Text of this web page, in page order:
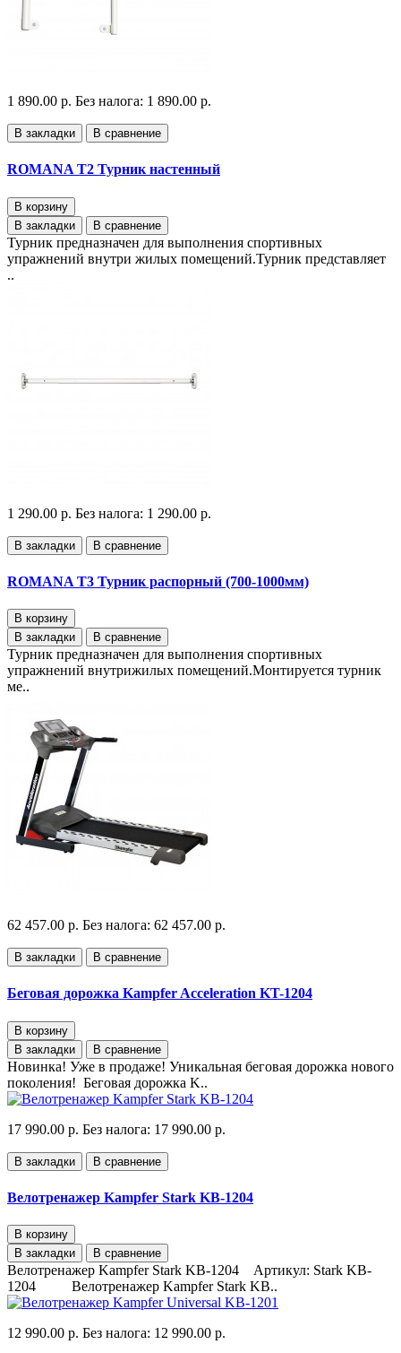
1 890.00 р. Без налога: 1 890.00 р.
В закладки В сравнение
ROMANA T2 Турник настенный
В корзину
В закладки
В сравнение
Турник предназначен для выполнения спортивных
упражнений внутри жилых помещений.Турник представляет
..
1 290.00 р. Без налога: 1 290.00 р.
В закладки В сравнение
ROMANA T3 Турник распорный (700-1000мм)
В корзину
В закладки
В сравнение
Турник предназначен для выполнения спортивных
упражнений внутрижилых помещений.Монтируется турник
ме..
62 457.00 р. Без налога: 62 457.00 р.
В закладки В сравнение
Беговая дорожка Kampfer Acceleration KT-1204
В корзину
В закладки
В сравнение
Новинка! Уже в продаже! Уникальная беговая дорожка нового
поколения! Беговая дорожка K..
17 990.00 р. Без налога: 17 990.00 р.
В закладки В сравнение
Велотренажер Kampfer Stark KB-1204
В корзину
В закладки
В сравнение
Велотренажер Kampfer Stark KB-1204 Артикул: Stark KB-
1204 Велотренажер Kampfer Stark KB..
12 990.00 р. Без налога: 12 990.00 р.